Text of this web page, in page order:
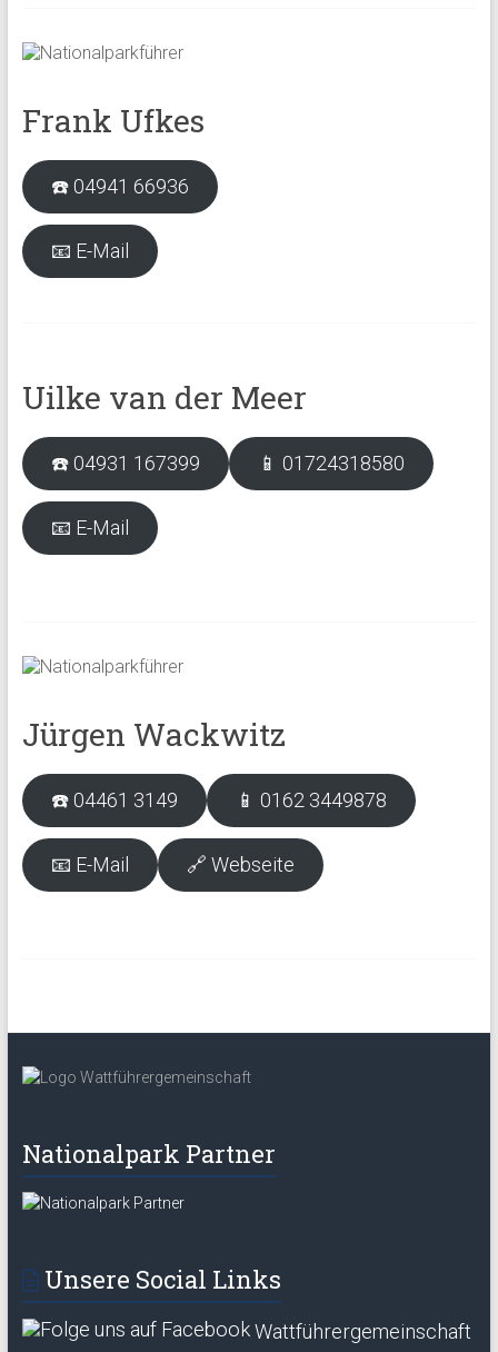
Frank Ufkes
☎️ 04941 66936
📧 E-Mail
Uilke van der Meer
☎️ 04931 167399 📱 01724318580
📧 E-Mail
Jürgen Wackwitz
☎️ 04461 3149 📱 0162 3449878
📧 E-Mail 🔗 Webseite
Nationalpark Partner
Unsere Social Links
Wattführergemeinschaft